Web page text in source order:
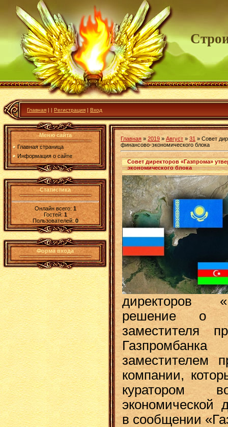
Главная | | Регистрация | Вход
Меню сайта
Главная страница
Информация о сайте
Статистика
Онлайн всего:1
Гостей:1
Пользователей: 0
Форма входа
Главная » 2019 » Август » 31 » Совет
финансово-экономического блока
Совет директоров «Газпрома»
экономического блока
директоров
решение о
заместителя
заместителем
компании,
куратором
экономической
в сообщении